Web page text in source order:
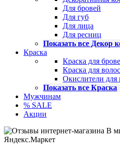
Для бровей
Для губ
Для лица
Для ресниц
Показать все Декор
Краска
Краска для
Краска для волос
Окислители для
Показать все Краска
Мужчинам
% SALE
Акции